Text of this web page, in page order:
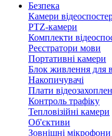
Безпека
Камери
PTZ-камери
Комплекти
Реєстратори мови
Портативні камери
Блок живлення для
Накопичувачі
Плати
Контроль трафіку
Тепловізійні камери
Об'єктиви
Зовнішні мікрофони